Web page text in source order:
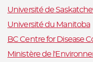
Université de
Université du Manitoba
BC Centre for Disease
Ministère de